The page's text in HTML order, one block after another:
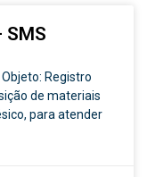
SMS
Registro
de materiais
para atender